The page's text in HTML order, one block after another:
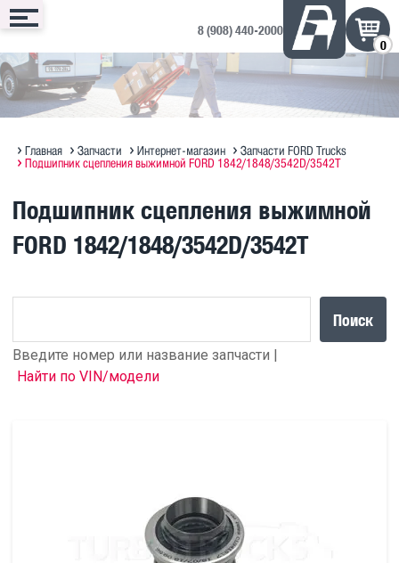
Сервис
Запись онлайн
Техническое обслуживание
Программирование блоков MAN
Запчасти
Интернет-магазин
Оригинальное масло MAN
Техника
Техника в продаже на ДРОМ ↗
Полезная информация по SITRAK
Доп. оборудование
Дополнительное оборудование
Контакты
Запись на сервис
Отзывы и предложения
8 (908) 440-2000
0
Главная Запчасти Интернет-магазин
Запчасти FORD Trucks
Подшипник сцепления выжимной FORD 1842/1848/3542D/3542T
Подшипник сцепления выжимной
FORD 1842/1848/3542D/3542T
Поиск
Введите номер или название запчасти |
Найти по VIN/модели